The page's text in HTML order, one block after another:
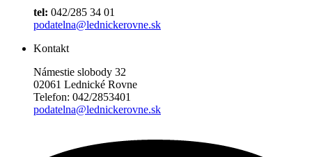
tel: 042/285 34 01
podatelna@lednickerovne.sk
Kontakt
Námestie slobody 32
02061 Lednické Rovne
Telefon: 042/2853401
podatelna@lednickerovne.sk